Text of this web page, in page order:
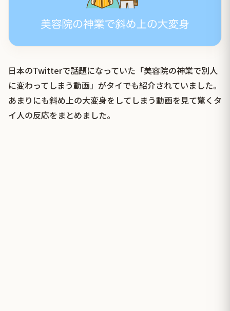
日本のTwitterで話題になっていた「美容院の神業で別人
に変わってしまう動画」がタイでも紹介されていました。
あまりにも斜め上の大変身をしてしまう動画を見て驚くタ
イ人の反応をまとめました。